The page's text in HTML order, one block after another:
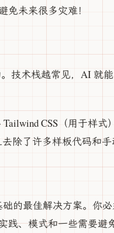
未来很多灾难！
技术栈越常见，AI 就
CSS（用于样式
除了许多样板代码和手
的最佳解决方案。你
践、模式和一些需要避